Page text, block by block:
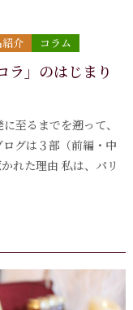
介 コラム
ラ」のはじまり
至るまでを遡って、
グは３部（前編・中
れた理由 私は、パリ